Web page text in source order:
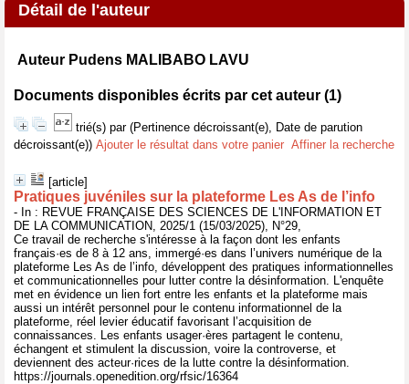
Détail de l'auteur
Auteur Pudens MALIBABO LAVU
Documents disponibles écrits par cet auteur (1)
trié(s) par (Pertinence décroissant(e), Date de parution
décroissant(e)) Ajouter le résultat dans votre panier Affiner la recherche
[article]
Pratiques juvéniles sur la plateforme Les As de l’info
- In : REVUE FRANÇAISE DES SCIENCES DE L'INFORMATION ET
DE LA COMMUNICATION, 2025/1 (15/03/2025), N°29,
Ce travail de recherche s'intéresse à la façon dont les enfants
français·es de 8 à 12 ans, immergé·es dans l’univers numérique de la
plateforme Les As de l’info, développent des pratiques informationnelles
et communicationnelles pour lutter contre la désinformation. L'enquête
met en évidence un lien fort entre les enfants et la plateforme mais
aussi un intérêt personnel pour le contenu informationnel de la
plateforme, réel levier éducatif favorisant l’acquisition de
connaissances. Les enfants usager·ères partagent le contenu,
échangent et stimulent la discussion, voire la controverse, et
deviennent des acteur·rices de la lutte contre la désinformation.
https://journals.openedition.org/rfsic/16364